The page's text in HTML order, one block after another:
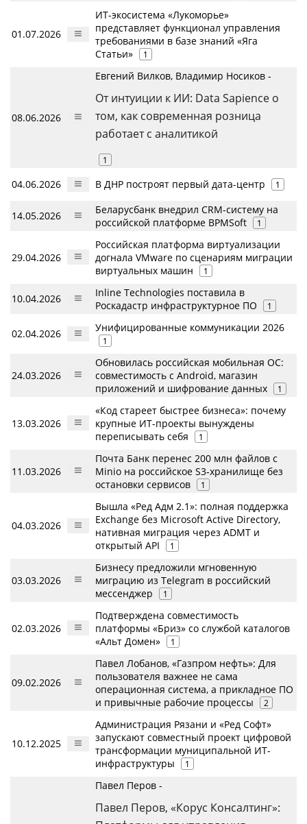
01.07.2026
ИТ-экосистема «Лукоморье»
представляет функционал управления
требованиями в базе знаний «Яга
Статьи»
1
08.06.2026
Евгений Вилков, Владимир Носиков -
От интуиции к ИИ: Data Sapience о
том, как современная розница
работает с аналитикой
1
04.06.2026 В ДНР построят первый дата-центр 1
14.05.2026
Беларусбанк внедрил CRM-систему на
российской платформе BPMSoft
1
29.04.2026
Российская платформа виртуализации
догнала VMware по сценариям миграции
виртуальных машин
1
10.04.2026
Inline Technologies поставила в
Роскадастр инфраструктурное ПО
1
02.04.2026 Унифицированные коммуникации 2026
1
24.03.2026
Обновилась российская мобильная ОС:
совместимость с Android, магазин
приложений и шифрование данных
1
13.03.2026
«Код стареет быстрее бизнеса»: почему
крупные ИТ-проекты вынуждены
переписывать себя
1
11.03.2026
Почта Банк перенес 200 млн файлов c
Minio на российское S3‑хранилище без
остановки сервисов
1
04.03.2026
Вышла «Ред Адм 2.1»: полная поддержка
Exchange без Microsoft Active Directory,
нативная миграция через ADMT и
открытый API
1
03.03.2026
Бизнесу предложили мгновенную
миграцию из Telegram в российский
мессенджер
1
02.03.2026
Подтверждена совместимость
платформы «Бриз» со службой каталогов
«Альт Домен»
1
09.02.2026
Павел Лобанов, «Газпром нефть»: Для
пользователя важнее не сама
операционная система, а прикладное ПО
и привычные рабочие процессы
2
10.12.2025
Администрация Рязани и «Ред Софт»
запускают совместный проект цифровой
трансформации муниципальной ИТ-
инфраструктуры
1
Павел Перов -
Павел Перов, «Корус Консалтинг»: